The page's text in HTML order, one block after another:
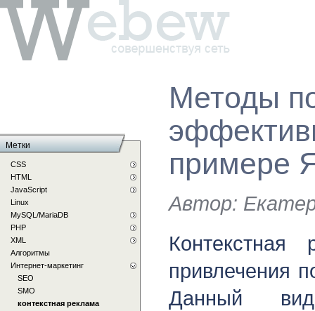
Методы
примере
Автор:
привлечения
Данный
Метки
CSS
HTML
JavaScript
Linux
MySQL/MariaDB
PHP
XML
Алгоритмы
Интернет-маркетинг
SEO
SMO
контекстная реклама